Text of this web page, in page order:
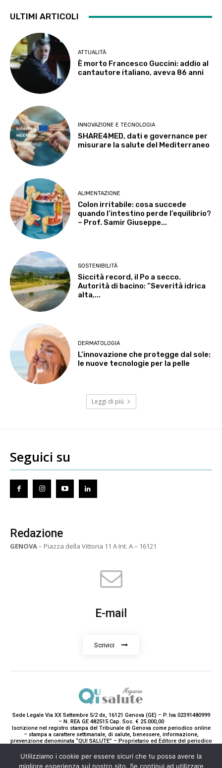
ULTIMI ARTICOLI
ATTUALITÀ
È morto Francesco Guccini: addio al
cantautore italiano, aveva 86 anni
INNOVAZIONE E TECNOLOGIA
SHARE4MED, dati e governance per
misurare la salute del Mediterraneo
ALIMENTAZIONE
Colon irritabile: cosa succede
quando l’intestino perde l’equilibrio?
– Prof. Samir Giuseppe...
SOSTENIBILITÀ
Siccità record, il Po a secco.
Autorità di bacino: “Severità idrica
alta,...
DERMATOLOGIA
L’innovazione che protegge dal sole:
le nuove tecnologie per la pelle
Leggi di più
Seguici su
Redazione
GENOVA– Piazza della Vittoria 11 A Int. A – 16121
E-mail
Scrivici
Sede Legale Via XX Settembre 5/2 dx, 16121 Genova (GE) – P. Iva 02391480999
– N. REA GE 482515 Cap. Soc. € 25.000,00
Iscrizione nel registro stampa del Tribunale di Genova come periodico online
– stampa a carattere settimanale, di salute, benessere, informazione,
prevenzione denominata “QUI SALUTE” – Proprietario ed Editore del periodico
Paola Gavarone. (Iscrizione registro stampa R.V. 5663/2020 Reg. Stampa
N.14/2020 Cron. 890/2020).
Utilizziamo i cookie per essere sicuri che tu possa avere la
migliore esperienza sul nostro sito. Se continui ad utilizzare